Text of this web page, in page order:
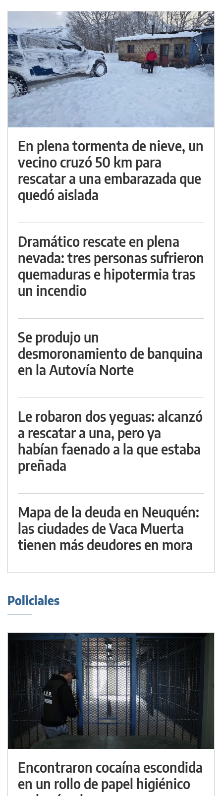
En plena tormenta de nieve, un
vecino cruzó 50 km para
rescatar a una embarazada que
quedó aislada
Dramático rescate en plena
nevada: tres personas sufrieron
quemaduras e hipotermia tras
un incendio
Se produjo un
desmoronamiento de banquina
en la Autovía Norte
Le robaron dos yeguas: alcanzó
a rescatar a una, pero ya
habían faenado a la que estaba
preñada
Mapa de la deuda en Neuquén:
las ciudades de Vaca Muerta
tienen más deudores en mora
Policiales
Encontraron cocaína escondida
en un rollo de papel higiénico